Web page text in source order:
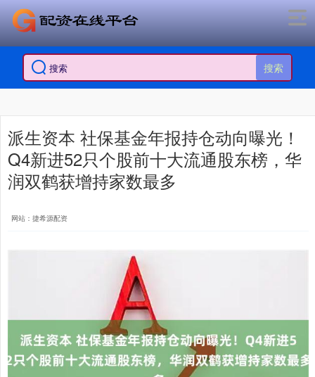
搜索
派生资本 社保基金年报持仓动向曝光！
Q4新进52只个股前十大流通股东榜，华
润双鹤获增持家数最多
网站：捷希源配资